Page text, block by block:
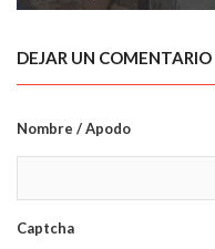
DEJAR UN COMENTARIO
Nombre / Apodo
Captcha